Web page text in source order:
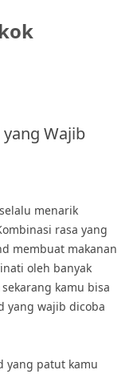
Wajib
menarik
rasa yang
membuat makanan
oleh banyak
kamu bisa
yang wajib dicoba
yang patut kamu